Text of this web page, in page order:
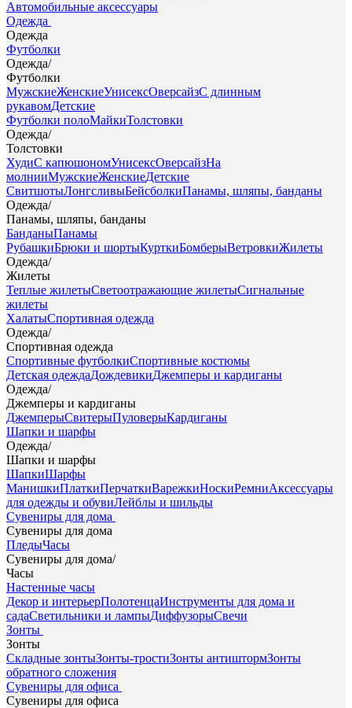
Автомобильные аксессуары
Одежда
Одежда
Футболки
Одежда/
Футболки
МужскиеЖенскиеУнисексОверсайзС длинным
рукавомДетские
Футболки полоМайкиТолстовки
Одежда/
Толстовки
ХудиС капюшономУнисексОверсайзНа
молнииМужскиеЖенскиеДетские
СвитшотыЛонгсливыБейсболкиПанамы, шляпы, банданы
Одежда/
Панамы, шляпы, банданы
БанданыПанамы
РубашкиБрюки и шортыКурткиБомберыВетровкиЖилеты
Одежда/
Жилеты
Теплые жилетыСветоотражающие жилетыСигнальные
жилеты
ХалатыСпортивная одежда
Одежда/
Спортивная одежда
Спортивные футболкиСпортивные костюмы
Детская одеждаДождевикиДжемперы и кардиганы
Одежда/
Джемперы и кардиганы
ДжемперыСвитерыПуловерыКардиганы
Шапки и шарфы
Одежда/
Шапки и шарфы
ШапкиШарфы
МанишкиПлаткиПерчаткиВарежкиНоскиРемниАксессуары
для одежды и обувиЛейблы и шильды
Сувениры для дома
Сувениры для дома
ПледыЧасы
Сувениры для дома/
Часы
Настенные часы
Декор и интерьерПолотенцаИнструменты для дома и
садаСветильники и лампыДиффузорыСвечи
Зонты
Зонты
Складные зонтыЗонты-тростиЗонты антиштормЗонты
обратного сложения
Сувениры для офиса
Сувениры для офиса